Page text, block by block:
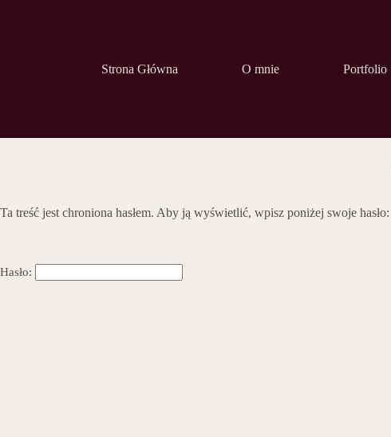
Strona Główna O mnie Portfolio
Ta treść jest chroniona hasłem. Aby ją wyświetlić, wpisz poniżej swoje hasło:
Hasło: